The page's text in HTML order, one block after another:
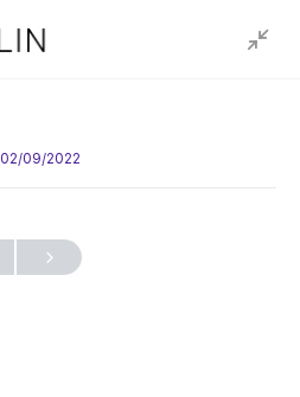
02/09/2022